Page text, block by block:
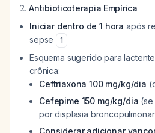
2.Antibioticoterapia Empírica
Iniciar dentro de 1 hora após
sepse
1
Esquema sugerido para
crônica:
Ceftriaxona 100 mg/kg/dia
Cefepime 150 mg/kg/dia
por displasia
Considerar adicionar